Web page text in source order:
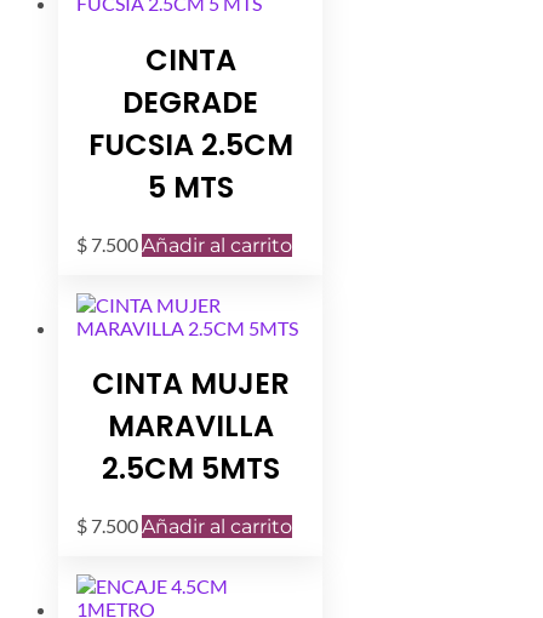
CINTA
DEGRADE
FUCSIA 2.5CM
5 MTS
$ 7.500Añadir al carrito
CINTA MUJER
MARAVILLA
2.5CM 5MTS
$ 7.500Añadir al carrito